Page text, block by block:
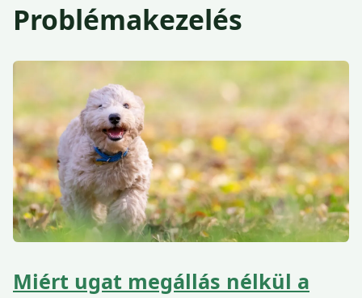
Problémakezelés
Miért ugat megállás nélkül a